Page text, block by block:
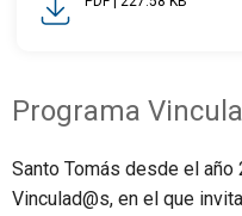
Programa
Santo Tomás desde el
Vinculad@s, en el que